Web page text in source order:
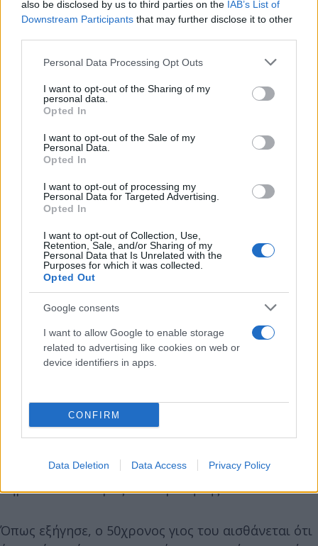
also be disclosed by us to third parties on the IAB’s List of
Downstream Participants that may further disclose it to other
Please note that this website/app uses one or more Google
not limited to your visit or usage behaviour. You may click to
grant or deny consent to Google and its third-party tags to
use your data for below specified purposes in below Google
consent section.
Personal Data Processing Opt Outs
I want to opt-out of the Sharing of my
personal data.
Opted In
I want to opt-out of the Sale of my
Personal Data.
Opted In
I want to opt-out of processing my
Personal Data for Targeted Advertising.
Opted In
I want to opt-out of Collection, Use,
Retention, Sale, and/or Sharing of my
Personal Data that Is Unrelated with the
Purposes for which it was collected.
Opted Out
Google consents
I want to allow Google to enable storage
related to advertising like cookies on web or
device identifiers in apps.
CONFIRM
Data Deletion Data Access Privacy Policy
Jackie O Showτης Αυστραλίας,ο 76χρονος Έρολ
Μασκρωτήθηκε εάν αισθάνεται περήφανος για
αυτά που έχει πετύχει στη ζωή του ο γιος του.
Η απάντηση που έδωσε ήταν σίγουρα του σίγουρα
θα ξαφνιάσει πολλούς.
οικογένεια που κάνει πολλά πράγματα εδώ και
πολλά χρόνια. Δεν ξεκινήσαμε τώρα ξαφνικά
κάνουμε πράγματα», σημείωσε
προσθέτοντας ότι ούτε και ο ίδιος ο Έλον
αισθάνεται ευχαριστημένος με την πρόοδο της
καριέρας του.
Αν και παραδέχτηκε ότι ο μεγιστάνας γιος του έχει
σημαντικότερα επιτεύγματα σε σχέση με τα άλλα
του παιδιά, επισήμανε ότι
και τα αδέλφια
του είχαν δει μεγαλώνοντας πολλά πράγματα και
είχαν συμμετάσχει σε πολλές και ενδιαφέροντες
δραστηριότητες ως οικογένεια.
Έρολ για τα παιδιά του
ταξίδια της οικογένειας στην Κίνα, το τροπικό
αλήθεια πάντως ότι ο Έλον έχει ανεβάσει τον πήχη»
σημείωσε ο πατέρας του ιδρυτή τηςTesla.
Όπως εξήγησε, ο 50χρονος γιος του αισθάνεται ότι